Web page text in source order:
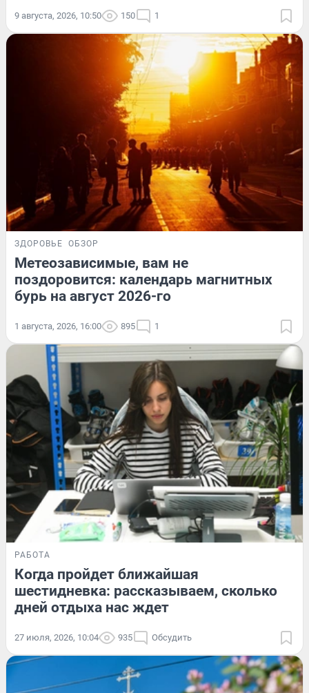
9 августа, 2026, 10:50 150 1
ЗДОРОВЬЕ ОБЗОР
Метеозависимые, вам не
поздоровится: календарь магнитных
бурь на август 2026-го
1 августа, 2026, 16:00 895 1
РАБОТА
Когда пройдет ближайшая
шестидневка: рассказываем, сколько
дней отдыха нас ждет
27 июля, 2026, 10:04 935 Обсудить